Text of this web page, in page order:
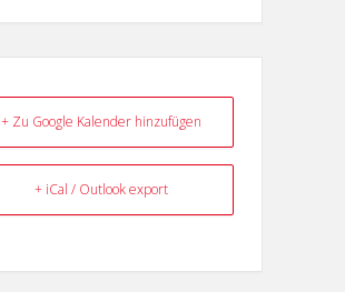
+ Zu Google Kalender hinzufügen
+ iCal / Outlook export